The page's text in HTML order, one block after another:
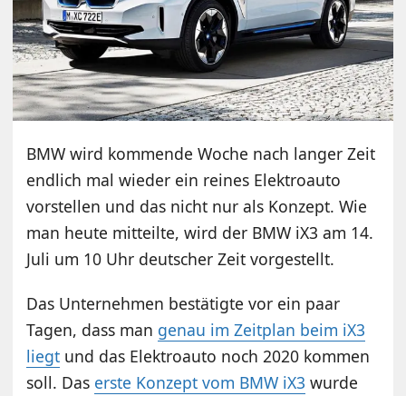
BMW wird kommende Woche nach langer Zeit
endlich mal wieder ein reines Elektroauto
vorstellen und das nicht nur als Konzept. Wie
man heute mitteilte, wird der BMW iX3 am 14.
Juli um 10 Uhr deutscher Zeit vorgestellt.
Das Unternehmen bestätigte vor ein paar
Tagen, dass man genau im Zeitplan beim iX3
liegt und das Elektroauto noch 2020 kommen
soll. Das erste Konzept vom BMW iX3 wurde